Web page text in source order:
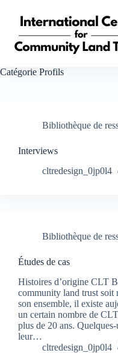
contenu
Catégorie Profils
Bibliothèque de
Interviews
cltredesign_0jp0l4
Bibliothèque de
Études de cas
Histoires d’origine CLT
community land trust soit
son ensemble, il existe
un certain nombre de
plus de 20 ans.
leur…
cltredesign_0jp0l4